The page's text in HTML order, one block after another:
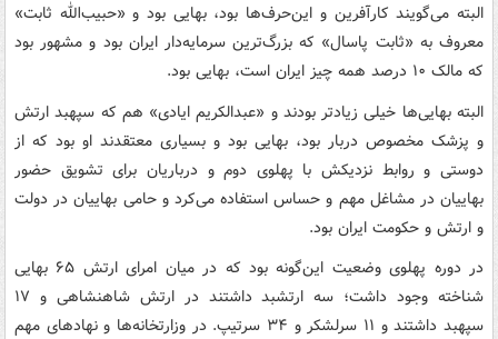
البته می‌گویند کارآفرین و این‌حرف‌ها بود، بهایی بود و «حبیب‌الله ثابت»
معروف به «ثابت پاسال» که بزرگ‌ترین سرمایه‌دار ایران بود و مشهور بود
که مالک ۱۰ درصد همه چیز ایران است، بهایی بود.
البته بهایی‌ها خیلی زیادتر بودند و «عبدالکریم ایادی» هم که سپهبد ارتش
و پزشک مخصوص دربار بود، بهایی بود و بسیاری معتقدند او بود که از
دوستی و روابط نزدیکش با پهلوی دوم و درباریان برای تشویق حضور
بهاییان در مشاغل مهم و حساس ‌استفاده می‌کرد و حامی بهاییان در دولت
و ارتش و حکومت ایران بود.
در دوره پهلوی وضعیت این‌گونه بود که در میان امرای ارتش ۶۵ بهایی
شناخته وجود داشت؛ سه ارتشبد داشتند در ارتش شاهنشاهی و ۱۷
سپهبد داشتند و ۱۱ سرلشکر و ۳۴ سرتیپ. در وزارتخانه‌ها و نهادهای مهم